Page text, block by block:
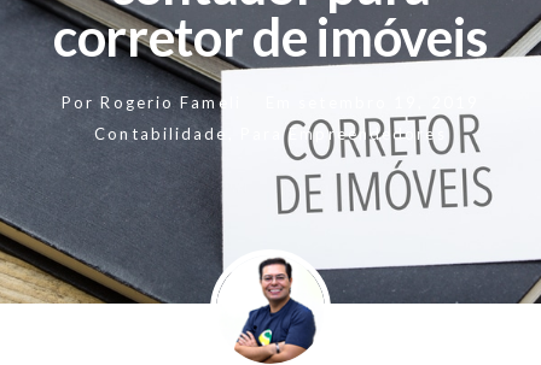
corretor de imóveis
Por Rogerio Fameli
Contabilidade
Para Empreendedores